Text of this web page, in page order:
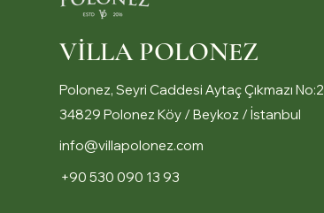
VİLLA POLONEZ
Polonez, Seyri Caddesi Aytaç Çıkmazı No:2
34829 Polonez Köy / Beykoz / İstanbul
info@villapolonez.com
+90 530 090 13 93